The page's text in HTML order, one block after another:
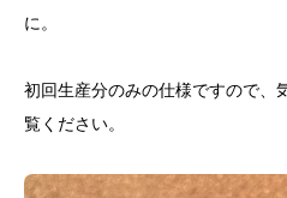
に。
初回生産分のみの仕様ですので、
覧ください。